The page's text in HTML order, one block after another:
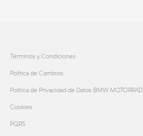
Términos y Condiciones
Política de Cambios
Política de Privacidad de Datos BMW MOTORRAD
Cookies
PQRS